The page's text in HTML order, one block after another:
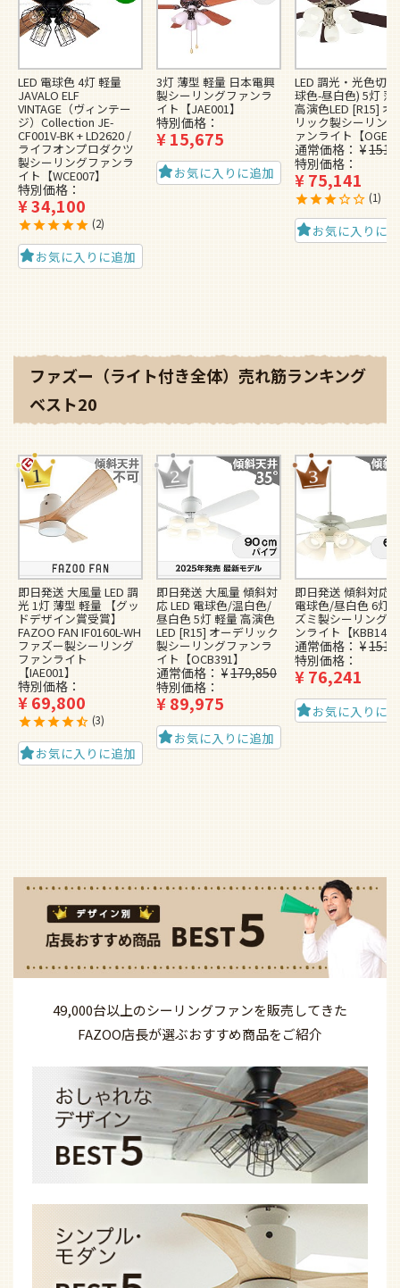
LED 電球色 4灯 軽量
JAVALO ELF
VINTAGE（ヴィンテー
ジ）Collection JE-
CF001V-BK + LD2620 /
ライフオンプロダクツ
製シーリングファンラ
イト【WCE007】
特別価格
¥34,100
2
お気に入りに追加
3灯 薄型 軽量 日本電興
製シーリングファンラ
イト【JAE001】
特別価格
¥15,675
お気に入りに追加
LED 調光・光色切
球色-昼白色) 5灯 薄
高演色LED [R15] オ
リック製シーリン
ァンライト【
通常価格 ¥
特別価格
¥75,141
1
お気に入りに
ファズー（ライト付き全体）売れ筋ランキング
ベスト20
即日発送 大風量 LED 調
光 1灯 薄型 軽量 【グッ
ドデザイン賞受賞】
FAZOO FAN IF0160L-WH
ファズー製シーリング
ファンライト
【IAE001】
特別価格
¥69,800
3
お気に入りに追加
即日発送 大風量 傾斜対
応 LED 電球色/温白色/
昼白色 5灯 軽量 高演色
LED [R15] オーデリック
製シーリングファンラ
イト【OCB391】
通常価格 ¥179,850
特別価格
¥89,975
お気に入りに追加
即日発送 傾斜対応
電球色/昼白色 6灯
ズミ製シーリング
ンライト【KBB148
通常価格 ¥
特別価格
¥76,241
お気に入りに
49,000台以上のシーリングファンを販売してきた
FAZOO店長が選ぶおすすめ商品をご紹介